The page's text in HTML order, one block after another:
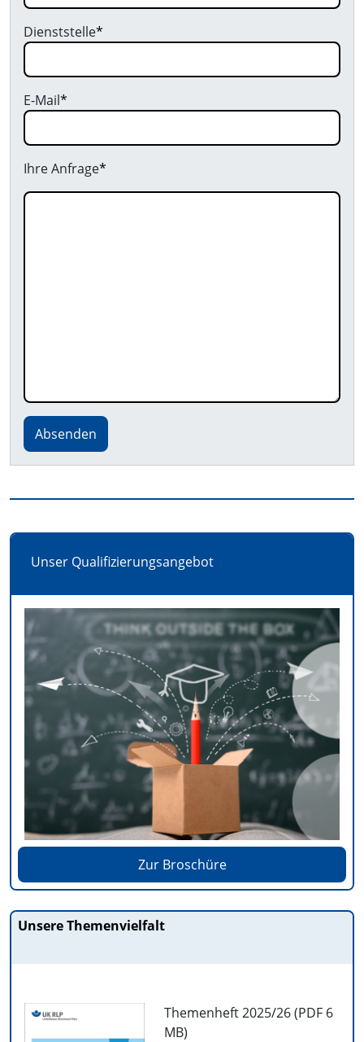
Dienststelle*
E-Mail*
Ihre Anfrage*
Absenden
Unser Qualifizierungsangebot
Zur Broschüre
Unsere Themenvielfalt
Themenheft 2025/26 (PDF6
MB)